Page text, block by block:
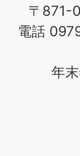
〒871-
電話
年